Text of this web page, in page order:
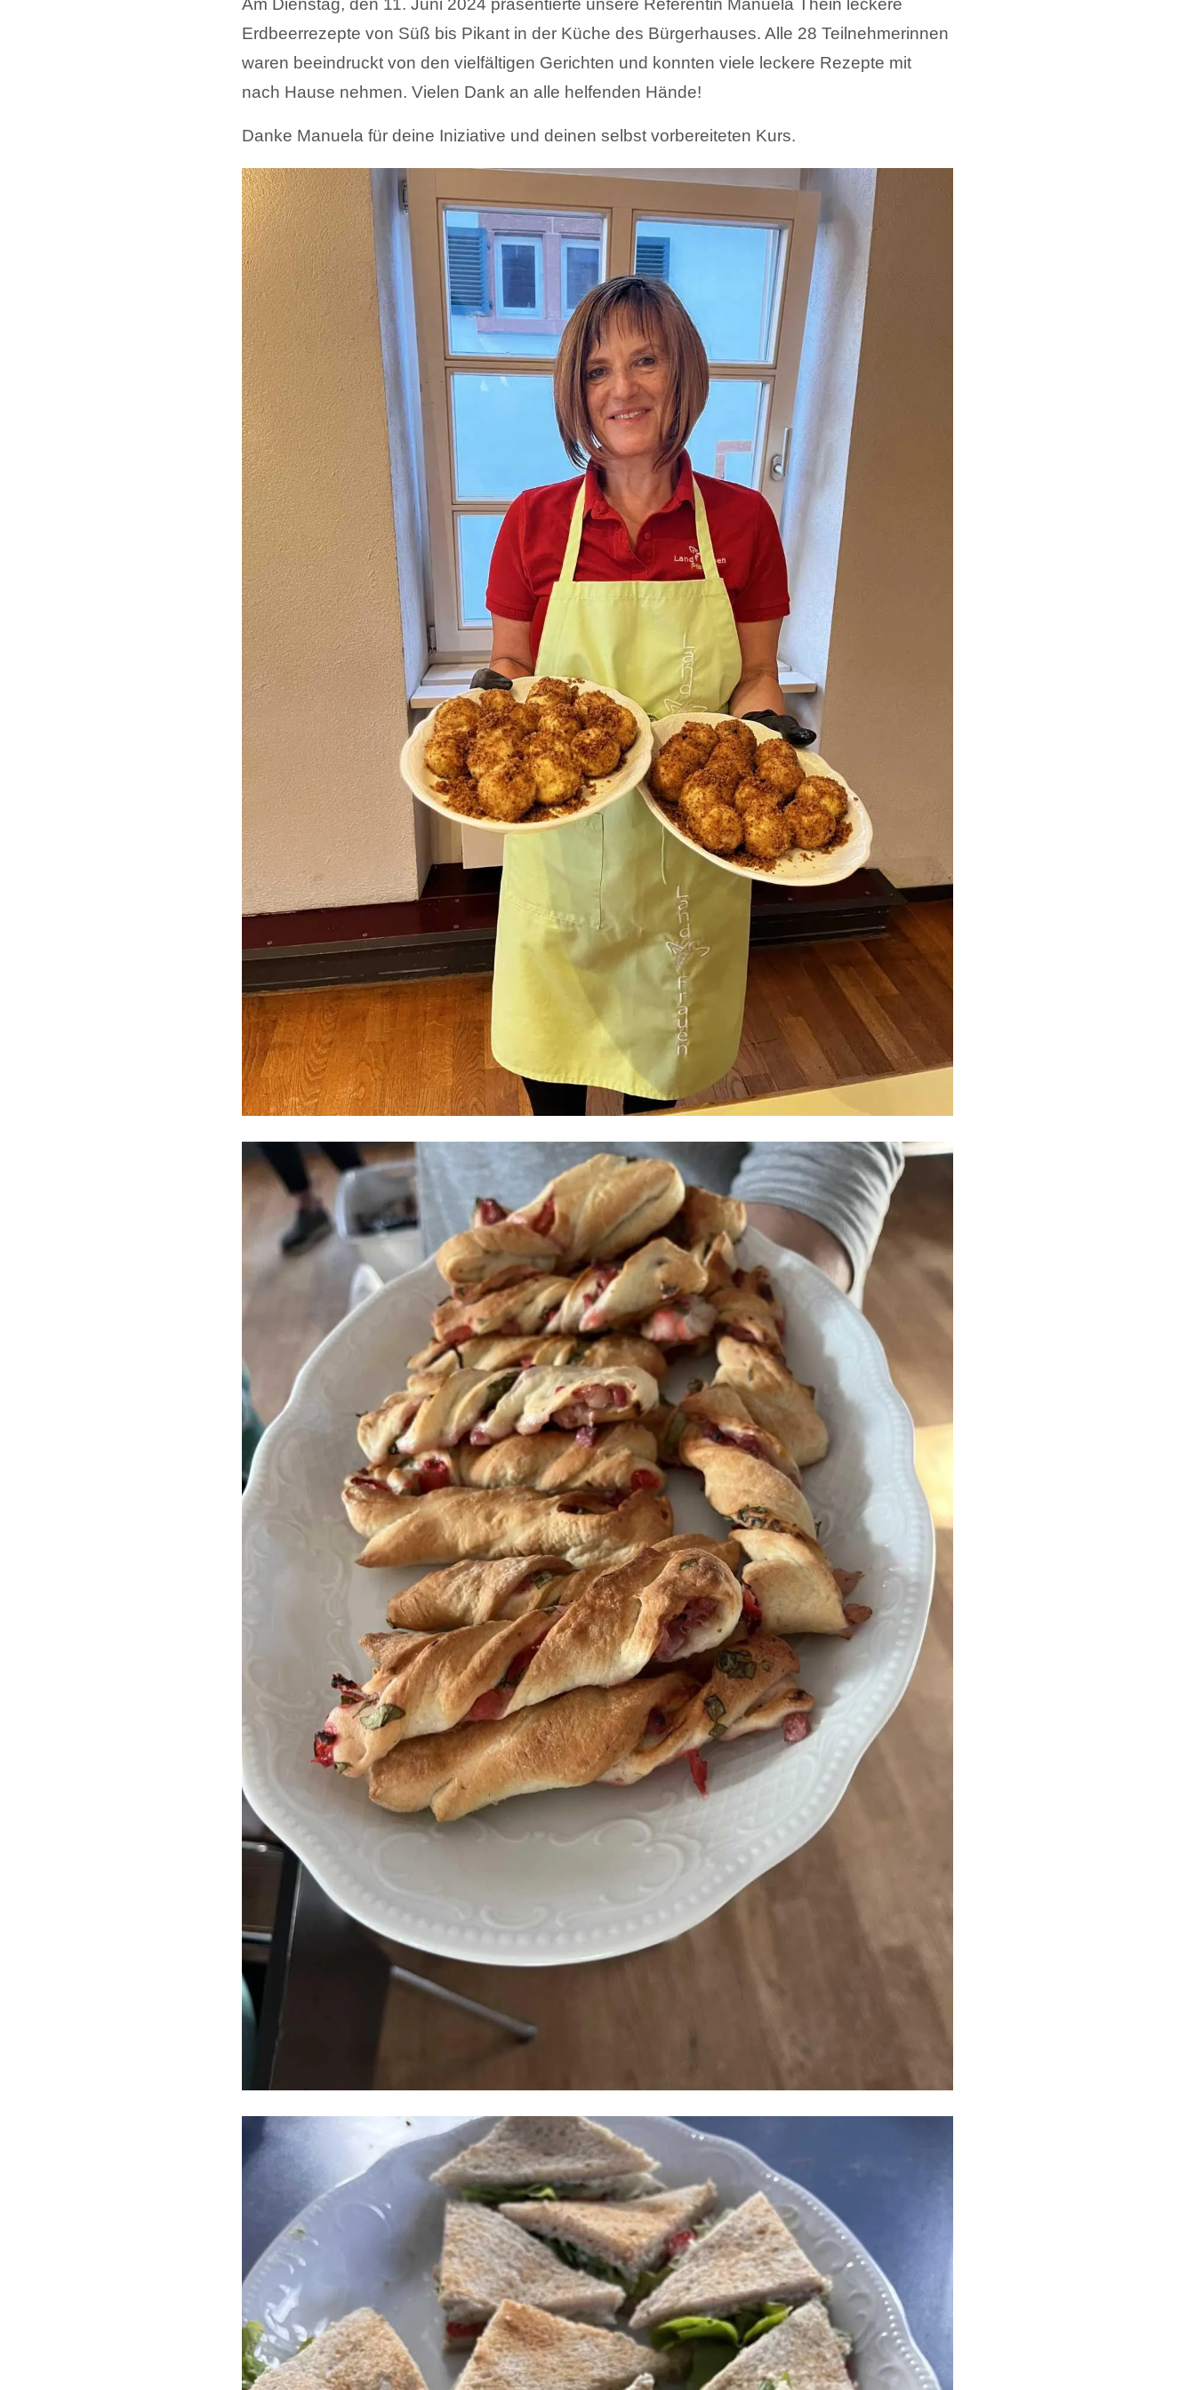
Am Dienstag, den 11. Juni 2024 präsentierte unsere Referentin Manuela Thein leckere
Erdbeerrezepte von Süß bis Pikant in der Küche des Bürgerhauses. Alle 28 Teilnehmerinnen
waren beeindruckt von den vielfältigen Gerichten und konnten viele leckere Rezepte mit
nach Hause nehmen. Vielen Dank an alle helfenden Hände!
Danke Manuela für deine Iniziative und deinen selbst vorbereiteten Kurs.